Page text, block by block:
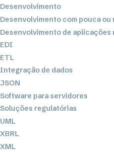
Desenvolvimento
Desenvolvimento com pouca
Desenvolvimento de aplicações
EDI
ETL
Integração de dados
JSON
Software para servidores
Soluções regulatórias
UML
XBRL
XML